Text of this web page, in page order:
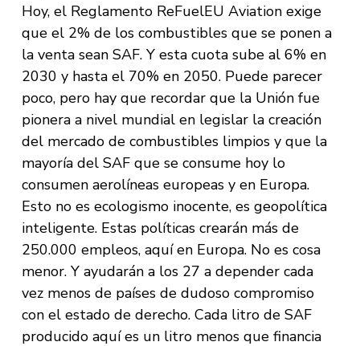
Hoy, el Reglamento ReFuelEU Aviation exige
que el 2% de los combustibles que se ponen a
la venta sean SAF. Y esta cuota sube al 6% en
2030 y hasta el 70% en 2050. Puede parecer
poco, pero hay que recordar que la Unión fue
pionera a nivel mundial en legislar la creación
del mercado de combustibles limpios y que la
mayoría del SAF que se consume hoy lo
consumen aerolíneas europeas y en Europa.
Esto no es ecologismo inocente, es geopolítica
inteligente. Estas políticas crearán más de
250.000 empleos, aquí en Europa. No es cosa
menor. Y ayudarán a los 27 a depender cada
vez menos de países de dudoso compromiso
con el estado de derecho. Cada litro de SAF
producido aquí es un litro menos que financia